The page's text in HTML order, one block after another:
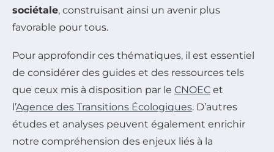
sociétale, construisant ainsi un avenir plus
favorable pour tous.
Pour approfondir ces thématiques, il est essentiel
de considérer des guides et des ressources tels
que ceux mis à disposition par le CNOEC et
l’Agence des Transitions Écologiques. D’autres
études et analyses peuvent également enrichir
notre compréhension des enjeux liés à la